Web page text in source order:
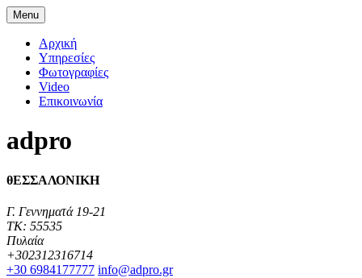
Menu
Αρχική
Υπηρεσίες
Φωτογραφίες
Video
Επικοινωνία
adpro
θΕΣΣΑΛΟΝΙΚΗ
Γ. Γεννηματά 19-21
TK: 55535
Πυλαία
+302312316714
+30 6984177777‬ info@adpro.gr